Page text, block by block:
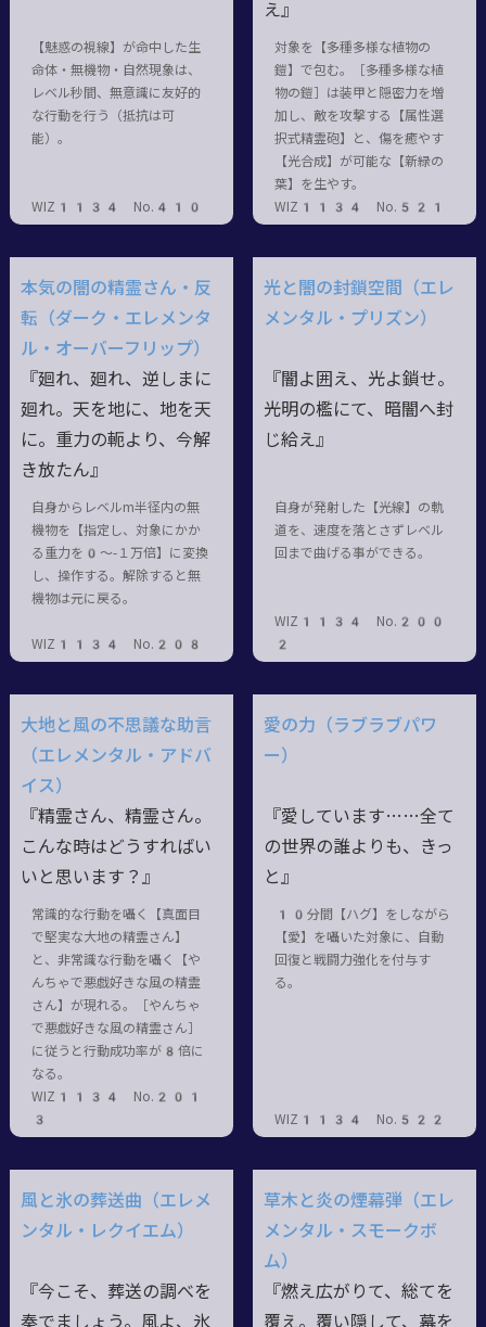
【魅惑の視線】が命中した生
命体・無機物・自然現象は、
レベル秒間、無意識に友好的
な行動を行う（抵抗は可
能）。
WIZ1134 No.410
え』
対象を【多種多様な植物の
鎧】で包む。［多種多様な植
物の鎧］は装甲と隠密力を増
加し、敵を攻撃する【属性選
択式精霊砲】と、傷を癒やす
【光合成】が可能な【新緑の
葉】を生やす。
WIZ1134 No.521
本気の闇の精霊さん・反
転（ダーク・エレメンタ
ル・オーバーフリップ）
『廻れ、廻れ、逆しまに
廻れ。天を地に、地を天
に。重力の軛より、今解
き放たん』
自身からレベルm半径内の無
機物を【指定し、対象にかか
る重力を0～-１万倍】に変換
し、操作する。解除すると無
機物は元に戻る。
WIZ1134 No.208
光と闇の封鎖空間（エレ
メンタル・プリズン）
『闇よ囲え、光よ鎖せ。
光明の檻にて、暗闇へ封
じ給え』
自身が発射した【光線】の軌
道を、速度を落とさずレベル
回まで曲げる事ができる。
WIZ1134 No.200
2
大地と風の不思議な助言
（エレメンタル・アドバ
イス）
『精霊さん、精霊さん。
こんな時はどうすればい
いと思います？』
常識的な行動を囁く【真面目
で堅実な大地の精霊さん】
と、非常識な行動を囁く【や
んちゃで悪戯好きな風の精霊
さん】が現れる。［やんちゃ
で悪戯好きな風の精霊さん］
に従うと行動成功率が8倍に
なる。
WIZ1134 No.201
3
愛の力（ラブラブパワ
ー）
『愛しています……全て
の世界の誰よりも、きっ
と』
10分間【ハグ】をしながら
【愛】を囁いた対象に、自動
回復と戦闘力強化を付与す
る。
WIZ1134 No.522
風と氷の葬送曲（エレメ
ンタル・レクイエム）
『今こそ、葬送の調べを
奏でましょう。風よ、氷
草木と炎の煙幕弾（エレ
メンタル・スモークボ
ム）
『燃え広がりて、総てを
覆え。覆い隠して、幕を